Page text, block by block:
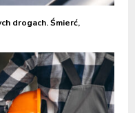
drogach. Śmierć,